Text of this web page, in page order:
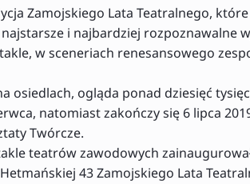
Zamojskiego Lata Teatralnego,
i najbardziej rozpoznawalne
w sceneriach renesansowego
osiedlach, ogląda ponad dziesięć
natomiast zakończy się 6 lipca
Twórcze.
teatrów zawodowych
43 Zamojskiego Lata